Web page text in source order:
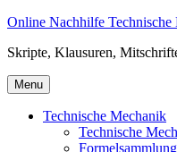
Skip
content
Online Nachhilfe Technische
Skripte, Klausuren,
Menu
Technische Mechanik
Technische
Formelsammlung